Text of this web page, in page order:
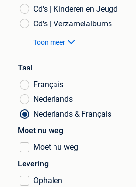
Cd's | Kinderen en Jeugd
Cd's | Verzamelalbums
Toon meer
Taal
Français
Nederlands
Nederlands & Français
Moet nu weg
Moet nu weg
Levering
Ophalen